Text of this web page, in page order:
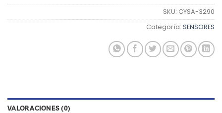
SKU: CYSA-3290
Categoría: SENSORES
VALORACIONES (0)